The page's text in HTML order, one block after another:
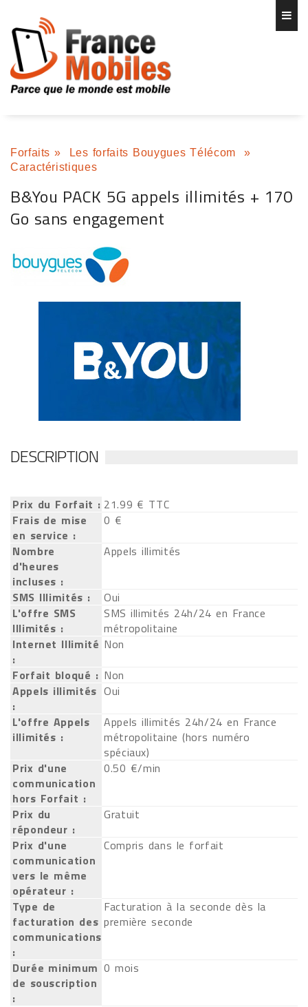
Forfaits » Les forfaits Bouygues Télécom
»
Caractéristiques
B&You PACK 5G appels illimités + 170
Go sans engagement
DESCRIPTION
Prix du Forfait : 21.99 € TTC
Frais de mise
en service :
0 €
Nombre
d'heures
incluses :
Appels illimités
SMS Illimités :
Oui
L'offre SMS
Illimités :
SMS illimités 24h/24 en France
métropolitaine
Internet Illimité
:
Non
Forfait bloqué : Non
Appels illimités
:
Oui
L'offre Appels
illimités :
Appels illimités 24h/24 en France
métropolitaine (hors numéro
spéciaux)
Prix d'une
communication
hors Forfait :
0.50 €/min
Prix du
répondeur :
Gratuit
Prix d'une
communication
vers le même
opérateur :
Compris dans le forfait
Type de
facturation des
communications
:
Facturation à la seconde dès la
première seconde
Durée minimum
de souscription
:
0 mois